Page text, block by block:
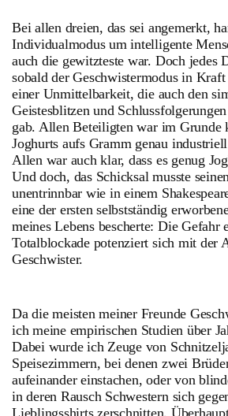
Bei allen dreien, das sei angemerkt,
Individualmodus um intelligente
auch die gewitzteste war. Doch jedes
sobald der Geschwistermodus in
einer Unmittelbarkeit, die auch den
Geistesblitzen und
gab. Allen Beteiligten war im Grunde
Joghurts aufs Gramm genau
Allen war auch klar, dass es genug
Und doch, das Schicksal musste
unentrinnbar wie in einem
eine der ersten selbstständig
meines Lebens bescherte: Die Gefahr
Totalblockade potenziert sich mit der
Geschwister.
Da die meisten meiner Freunde
ich meine empirischen Studien über
Dabei wurde ich Zeuge von
Speisezimmern, bei denen zwei
aufeinander einstachen, oder von
in deren Rausch Schwestern sich